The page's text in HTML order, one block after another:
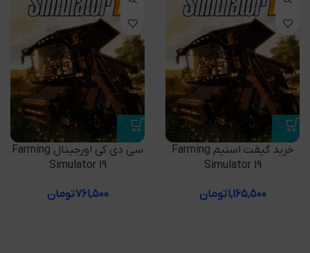
خرید گیفت استیم Farming
Simulator 19
۱,۱۶۵,۵۰۰تومان
سی دی کی اورجینال Farming
Simulator 19
۷۶۱,۵۰۰تومان